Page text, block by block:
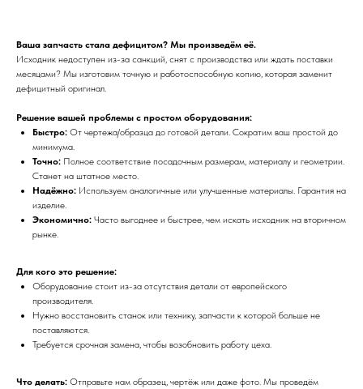
Ваша запчасть стала дефицитом? Мы произведём её.
Исходник недоступен из-за санкций, снят с производства или ждать поставки
месяцами? Мы изготовим точную и работоспособную копию, которая заменит
дефицитный оригинал.
Решение вашей проблемы с простом оборудования:
Быстро: От чертежа/образца до готовой детали. Сократим ваш простой до
минимума.
Точно: Полное соответствие посадочным размерам, материалу и геометрии.
Станет на штатное место.
Надёжно: Используем аналогичные или улучшенные материалы. Гарантия на
изделие.
Экономично: Часто выгоднее и быстрее, чем искать исходник на вторичном
рынке.
Для кого это решение:
Оборудование стоит из-за отсутствия детали от европейского
производителя.
Нужно восстановить станок или технику, запчасти к которой больше не
поставляются.
Требуется срочная замена, чтобы возобновить работу цеха.
Что делать: Отправьте нам образец, чертёж или даже фото. Мы проведём
КОМПАНИИ
ПРЕИМУЩЕСТВА